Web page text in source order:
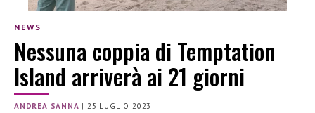
NEWS
Nessuna coppia di Temptation
Island arriverà ai 21 giorni
ANDREA SANNA |25 LUGLIO 2023